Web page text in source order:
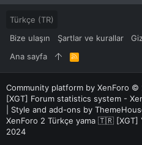
Türkçe (TR)
Bize ulaşın
Şartlar ve kurallar
Ana sayfa
R
S
S
Community platform by XenForo ©
[XGT] Forum statistics system -
Style and add-ons by
XenForo 2 Türkçe yama 🇹🇷 [XGT]
2024